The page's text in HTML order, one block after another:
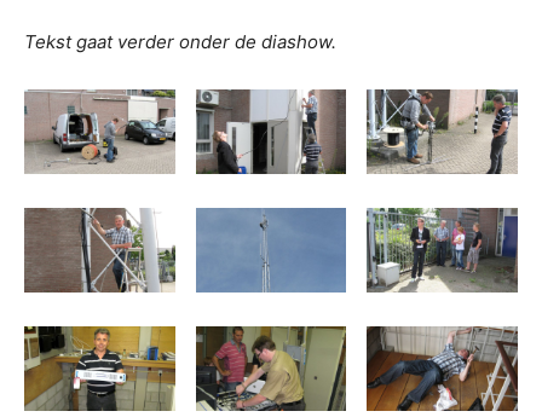
Tekst gaat verder onder de diashow.